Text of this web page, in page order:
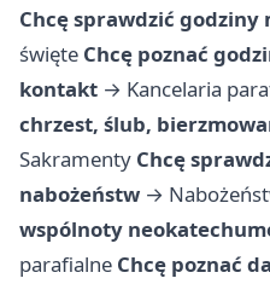
Chcę sprawdzić godziny
święte Chcę poznać
kontakt → Kancelaria
chrzest, ślub,
Sakramenty Chcę
nabożeństw →
wspólnoty
parafialne Chcę poznać